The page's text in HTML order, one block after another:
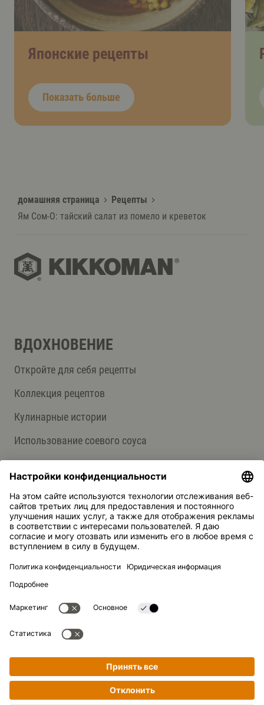
Готовим просто и поэтапно!
Японские рецепты
Показать больше
домашняя страница
Рецепты
Ям Сом-О: тайский салат из помело и креветок
ВДОХНОВЕНИЕ
Откройте для себя рецепты
Коллекция рецептов
Кулинарные истории
Использование соевого соуса
О НАС
Продукция
Группа компаний Kikkoman
Устойчивое развитие
СЛУЖБА ПОДДЕРЖКИ
Ответы на вопросы
Контакты
Kikkoman — зарегистрированная торговая марка Kikkoman
Corporation, Япония.
© Kikkoman Trading Europe GmbH 2023 – 2026